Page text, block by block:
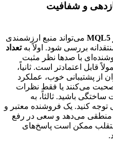
و شفافیت
می‌تواند منبع ارزشمندی
منتقدانه بررسی شود. اولاً بهتعداد
با صدها نظر مثبت
از پشتیبانی خوب، عملکرد
می‌کنند یا فقط نظرات
باشید. ثالثاً، به
توجه کنید. یک فروشنده معتبر و
منطقی می‌دهد و سعی در رفع
متقلب ممکن است پاسخ‌های